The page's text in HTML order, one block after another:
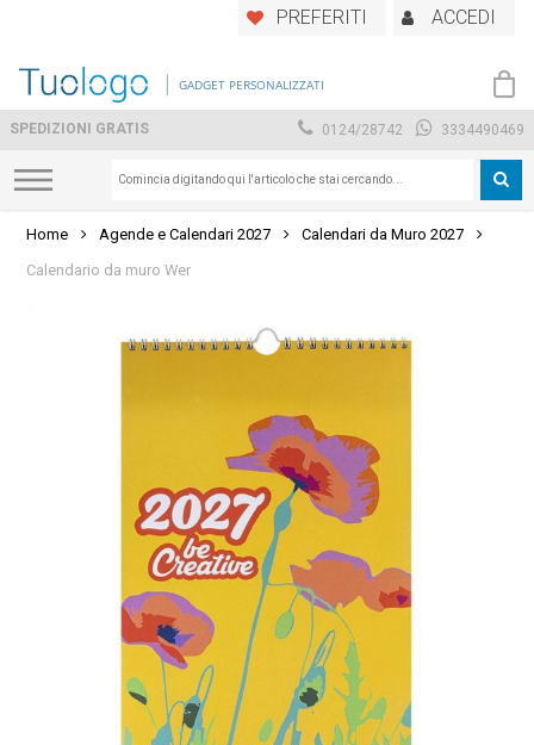
main
PREFERITI ACCEDI
GADGET PERSONALIZZATI
SPEDIZIONI GRATIS 0124/28742 3334490469
Home Agende e Calendari 2027
Calendari da Muro 2027
Calendario da muro Wer